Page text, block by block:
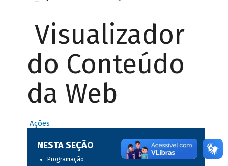
Visualizador
do Conteúdo
da Web
Ações
NESTA SEÇÃO
Programação